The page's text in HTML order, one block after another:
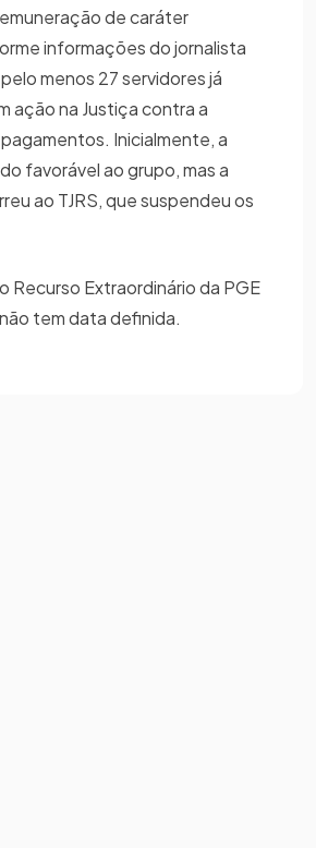
de caráter
informações do jornalista
menos 27 servidores já
ação na Justiça contra a
Inicialmente, a
favorável ao grupo, mas a
ao TJRS, que suspendeu os
Recurso Extraordinário da PGE
tem data definida.